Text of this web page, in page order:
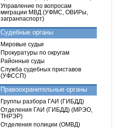
Управление по вопросам
миграции МВД (УФМС, ОВИРы,
загранпаспорт)
Судебные органы
Мировые судьи
Прокуратуры по округам
Районные суды
Служба судебных приставов
(УФССП)
Правоохранительные органы
Группы разбора ГАИ (ГИБДД)
Отделения ГАИ (ГИБДД) (МРЭО,
ТНРЭР)
Отделения полиции (ОМВД)